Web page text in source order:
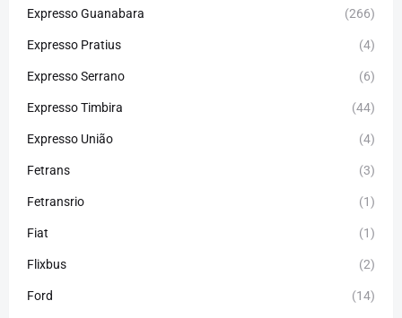
Expresso Guanabara (266)
Expresso Pratius (4)
Expresso Serrano (6)
Expresso Timbira (44)
Expresso União (4)
Fetrans (3)
Fetransrio (1)
Fiat (1)
Flixbus (2)
Ford (14)